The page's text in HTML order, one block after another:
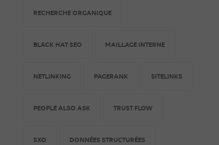
RECHERCHE ORGANIQUE
BLACK HAT SEO MAILLAGE INTERNE
NETLINKING PAGERANK SITELINKS
PEOPLE ALSO ASK TRUST FLOW
SXO DONNÉES STRUCTURÉES